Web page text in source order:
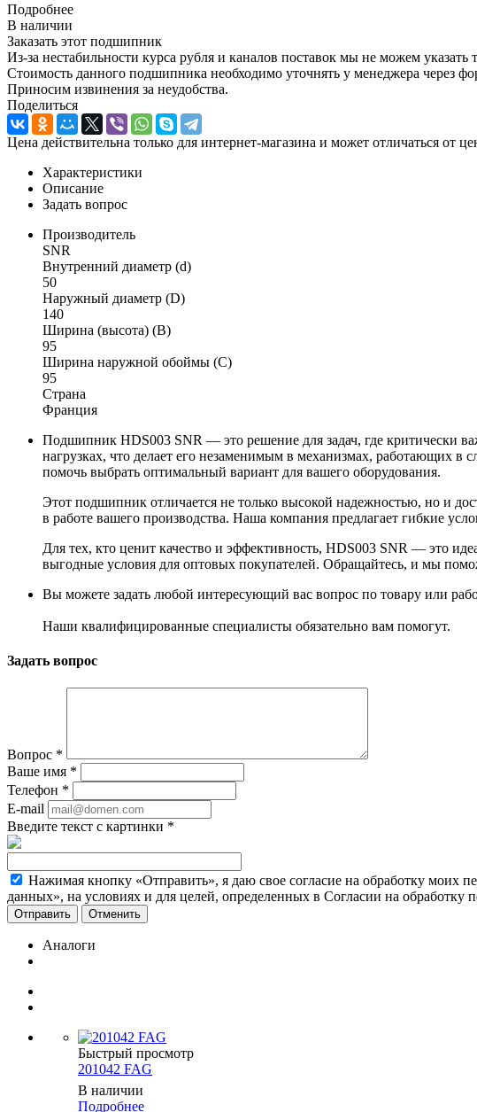
Подробнее
В наличии
Заказать этот подшипник
Из-за нестабильности курса рубля и каналов поставок мы не можем
Стоимость данного подшипника необходимо уточнять у менеджера через
Приносим извинения за неудобства.
Поделиться
Цена действительна только для интернет-магазина и может отличаться от
Характеристики
Описание
Задать вопрос
Производитель
SNR
Внутренний диаметр (d)
50
Наружный диаметр (D)
140
Ширина (высота) (B)
95
Ширина наружной обоймы (C)
95
Страна
Франция
Подшипник HDS003 SNR — это решение для задач, где критически
нагрузках, что делает его незаменимым в механизмах, работающих
помочь выбрать оптимальный вариант для вашего оборудования.
Этот подшипник отличается не только высокой надежностью, но и
в работе вашего производства. Наша компания предлагает гибкие
Для тех, кто ценит качество и эффективность, HDS003 SNR — это
выгодные условия для оптовых покупателей. Обращайтесь, и мы
Вы можете задать любой интересующий вас вопрос по товару или
Наши квалифицированные специалисты обязательно вам помогут.
Задать вопрос
Вопрос *
Ваше имя *
Телефон *
E-mail
Введите текст с картинки *
Нажимая кнопку «Отправить», я даю свое согласие на обработку моих
данных», на условиях и для целей, определенных в Согласии на обработку
Отменить
Аналоги
Быстрый просмотр
201042 FAG
В наличии
Подробнее